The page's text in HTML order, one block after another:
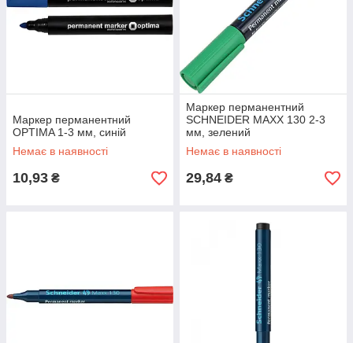
Маркер перманентний
OPTIMA 1-3 мм, синій
Немає в наявності
10,93 ₴
Маркер перманентний
SCHNEIDER MAXX 130 2-3
мм, зелений
Немає в наявності
29,84 ₴